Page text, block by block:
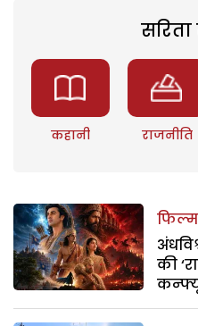
कहानी राजनीति
फिल्म
की